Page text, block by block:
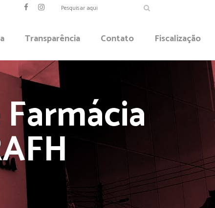
Transparência Contato Fiscalização